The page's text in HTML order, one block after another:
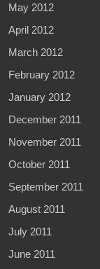
May 2012
April 2012
March 2012
February 2012
January 2012
December 2011
November 2011
October 2011
September 2011
August 2011
July 2011
June 2011